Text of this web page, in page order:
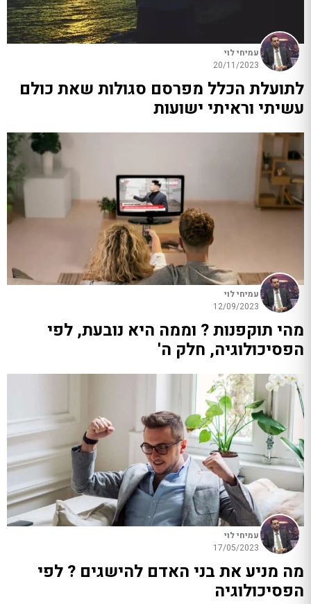
עמיחי לוי
20/11/2023
לתועלת הכלל מפרסם סגולות שאת כולם
עשיתי וראיתי ישועות
עמיחי לוי
12/09/2023
מהי תוקפנות ? וממה היא נובעת, לפי
הפסיכולוגיה, חלק ה'
עמיחי לוי
17/05/2023
מה מניע את בני האדם להישגים ? לפי
הפסיכולוגיה